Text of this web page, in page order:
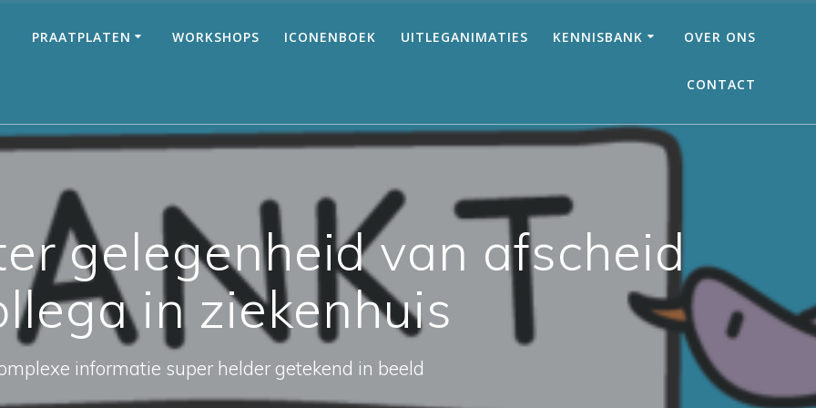
PRAATPLATEN WORKSHOPS ICONENBOEK UITLEGANIMATIES KENNISBANK OVER ONS
CONTACT
gelegenheid van afscheid
in ziekenhuis
informatie super helder getekend in beeld